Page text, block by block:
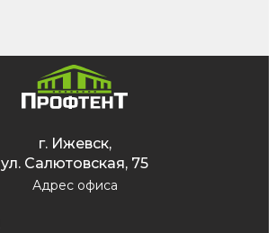
г. Ижевск,
ул. Салютовская, 75
Адрес офиса